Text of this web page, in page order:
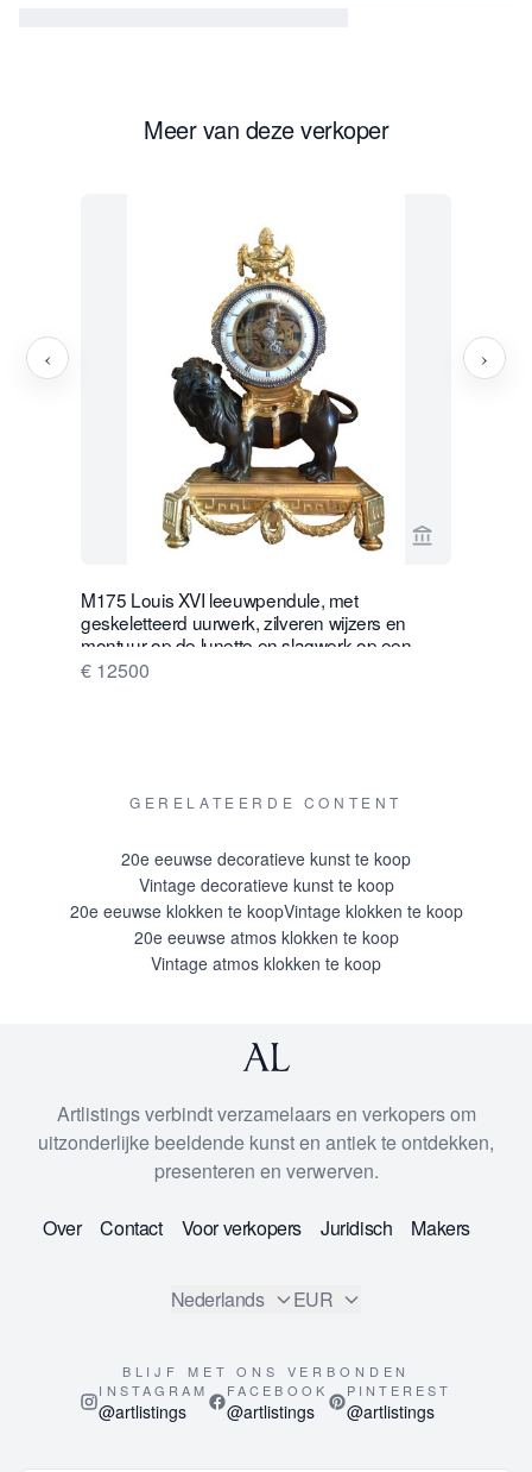
Meer van deze verkoper
Bekijk
M175 Louis XVI leeuwpendule, met
geskeletteerd uurwerk, zilveren wijzers en
montuur op de lunette en slagwerk op een
zilveren bel.
€ 12500
‹ ›
GERELATEERDE CONTENT
20e eeuwse decoratieve kunst te koop
Vintage decoratieve kunst te koop
20e eeuwse klokken te koopVintage klokken te koop
20e eeuwse atmos klokken te koop
Vintage atmos klokken te koop
Artlistings verbindt verzamelaars en verkopers om
uitzonderlijke beeldende kunst en antiek te ontdekken,
presenteren en verwerven.
Over Contact Voor verkopers Juridisch Makers
Nederlands EUR
BLIJF MET ONS VERBONDEN
INSTAGRAM
@artlistings
FACEBOOK
@artlistings
PINTEREST
@artlistings